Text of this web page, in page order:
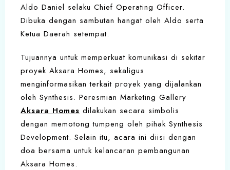
Aldo Daniel selaku Chief Operating Officer.
Dibuka dengan sambutan hangat oleh Aldo serta
Ketua Daerah setempat.
Tujuannya untuk memperkuat komunikasi di sekitar
proyek Aksara Homes, sekaligus
menginformasikan terkait proyek yang dijalankan
oleh Synthesis. Peresmian Marketing Gallery
Aksara Homes dilakukan secara simbolis
dengan memotong tumpeng oleh pihak Synthesis
Development. Selain itu, acara ini diisi dengan
doa bersama untuk kelancaran pembangunan
Aksara Homes.